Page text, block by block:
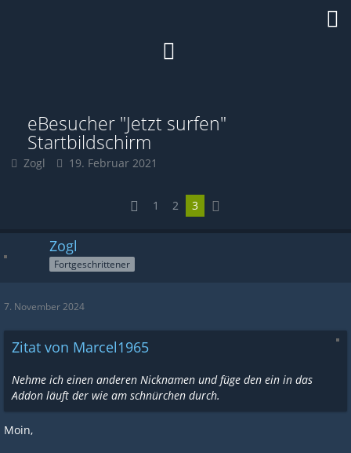
eBesucher "Jetzt surfen"
Startbildschirm
Zogl 19. Februar 2021
1 2 3
Zogl
Fortgeschrittener
7. November 2024
Zitat von Marcel1965
Nehme ich einen anderen Nicknamen und füge den ein in das
Addon läuft der wie am schnürchen durch.
Moin,